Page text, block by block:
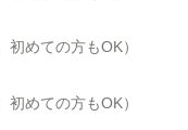
めての方もOK）
めての方もOK）